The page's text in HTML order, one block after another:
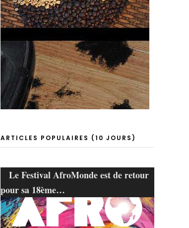
ARTICLES POPULAIRES (10 JOURS)
Le Festival AfroMonde est de retour
pour sa 18ème…